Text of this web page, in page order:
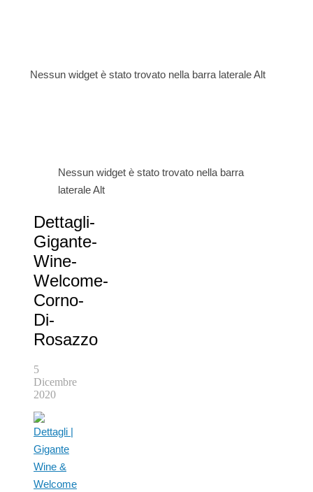
Nessun widget è stato trovato nella barra laterale Alt
Nessun widget è stato trovato nella barra
laterale Alt
Dettagli-
Gigante-
Wine-
Welcome-
Corno-
Di-
Rosazzo
5
Dicembre
2020